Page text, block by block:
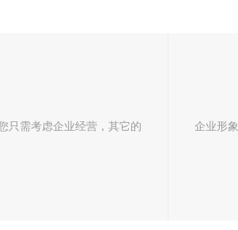
只需考虑企业经营，其它的
企业形